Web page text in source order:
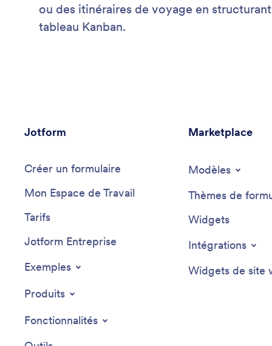
ou des itinéraires de voyage en
tableau Kanban.
Jotform
Créer un formulaire
Mon Espace de Travail
Tarifs
Jotform Entreprise
Exemples
Produits
Fonctionnalités
Marketplace
Modèles
Thèmes de
Widgets
Intégrations
Widgets de site